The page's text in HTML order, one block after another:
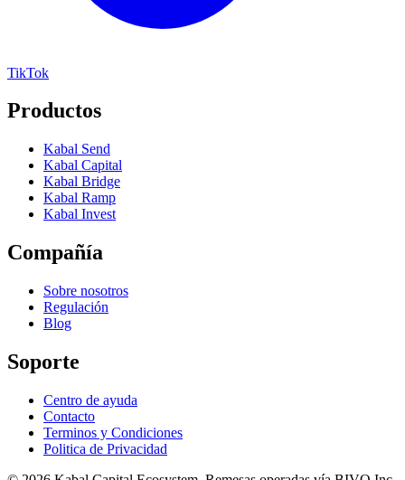
TikTok
Productos
Kabal Send
Kabal Capital
Kabal Bridge
Kabal Ramp
Kabal Invest
Compañía
Sobre nosotros
Regulación
Blog
Soporte
Centro de ayuda
Contacto
Terminos y Condiciones
Politica de Privacidad